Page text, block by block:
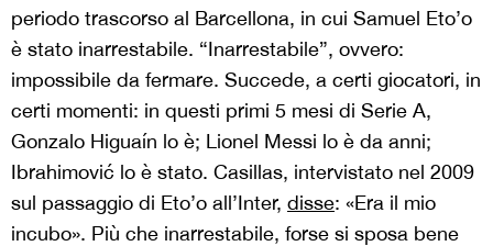
periodo trascorso al Barcellona, in cui Samuel Eto’o
è stato inarrestabile. “Inarrestabile”, ovvero:
impossibile da fermare. Succede, a certi giocatori, in
certi momenti: in questi primi 5 mesi di Serie A,
Gonzalo Higuaín lo è; Lionel Messi lo è da anni;
Ibrahimović lo è stato. Casillas, intervistato nel 2009
sul passaggio di Eto’o all’Inter, disse: «Era il mio
incubo». Più che inarrestabile, forse si sposa bene